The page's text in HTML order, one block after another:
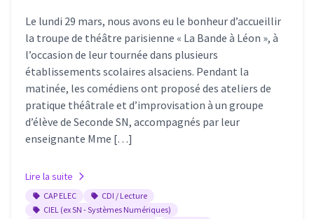
Le lundi 29 mars, nous avons eu le bonheur d’accueillir
la troupe de théâtre parisienne « La Bande à Léon », à
l’occasion de leur tournée dans plusieurs
établissements scolaires alsaciens. Pendant la
matinée, les comédiens ont proposé des ateliers de
pratique théâtrale et d’improvisation à un groupe
d’élève de Seconde SN, accompagnés par leur
enseignante Mme […]
Lire la suite
CAP ELEC
CDI / Lecture
CIEL (ex SN - Systèmes Numériques)